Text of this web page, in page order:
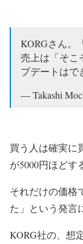
KORGさん。
売上は「そこ
プデートはで
— Takashi
買う人は確実に
が5000円ほどす
それだけの価格
た」という発言
KORG社の、想